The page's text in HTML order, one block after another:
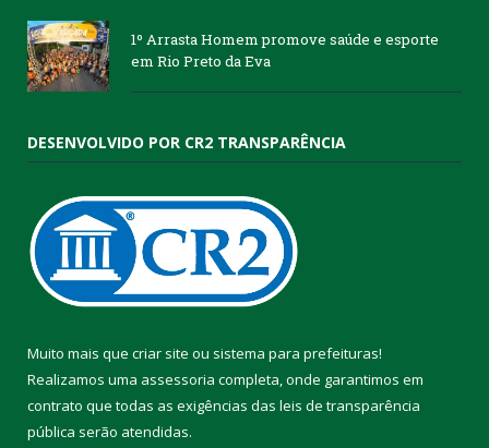
1º Arrasta Homem promove saúde e esporte
em Rio Preto da Eva
DESENVOLVIDO POR CR2 TRANSPARÊNCIA
Muito mais que criar site ou sistema para prefeituras!
Realizamos uma assessoria completa, onde garantimos em
contrato que todas as exigências das leis de transparência
pública serão atendidas.